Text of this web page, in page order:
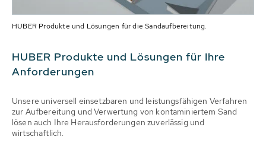
HUBER Produkte und Lösungen für die Sandaufbereitung.
HUBER Produkte und Lösungen für Ihre
Anforderungen
Unsere universell einsetzbaren und leistungsfähigen Verfahren
zur Aufbereitung und Verwertung von kontaminiertem Sand
lösen auch Ihre Herausforderungen zuverlässig und
wirtschaftlich.